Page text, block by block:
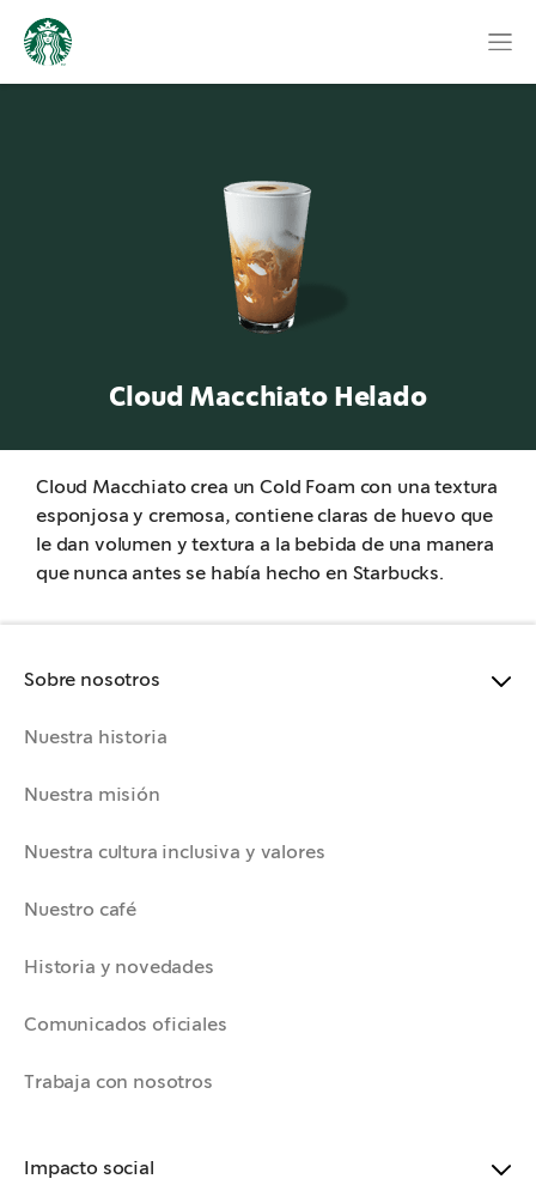
Cloud Macchiato Helado
Cloud Macchiato crea un Cold Foam con una textura
esponjosa y cremosa, contiene claras de huevo que
le dan volumen y textura a la bebida de una manera
que nunca antes se había hecho en Starbucks.
Sobre nosotros
Nuestra historia
Nuestra misión
Nuestra cultura inclusiva y valores
Nuestro café
Historia y novedades
Comunicados oficiales
Trabaja con nosotros
Impacto social